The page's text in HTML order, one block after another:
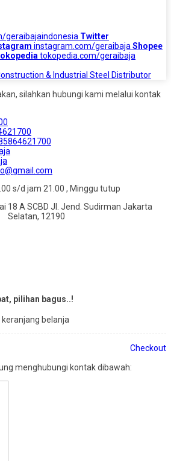
geraibajaindonesia Twitter
instagram.com/geraibaja Shopee
tokopedia.com/geraibaja
& Industrial Steel Distributor
silahkan hubungi kami melalui kontak
s/d jam 21.00 , Minggu tutup
18 A SCBD Jl. Jend. Sudirman Jakarta
Selatan, 12190
pilihan bagus..!
belanja
Checkout
menghubungi kontak dibawah: